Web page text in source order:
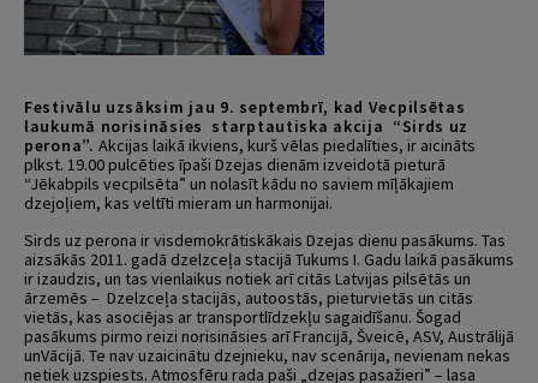
Festivālu uzsāksim jau 9. septembrī, kad Vecpilsētas
laukumā norisināsies starptautiska akcija “Sirds uz
perona”. Akcijas laikā ikviens, kurš vēlas piedalīties, ir aicināts
plkst. 19.00 pulcēties īpaši Dzejas dienām izveidotā pieturā
“Jēkabpils vecpilsēta” un nolasīt kādu no saviem mīļākajiem
dzejoļiem, kas veltīti mieram un harmonijai.
Sirds uz perona ir visdemokrātiskākais Dzejas dienu pasākums. Tas
aizsākās 2011. gadā dzelzceļa stacijā Tukums I. Gadu laikā pasākums
ir izaudzis, un tas vienlaikus notiek arī citās Latvijas pilsētās un
ārzemēs – Dzelzceļa stacijās, autoostās, pieturvietās un citās
vietās, kas asociējas ar transportlīdzekļu sagaidīšanu. Šogad
pasākums pirmo reizi norisināsies arī Francijā, Šveicē, ASV, Austrālijā
unVācijā. Te nav uzaicinātu dzejnieku, nav scenārija, nevienam nekas
netiek uzspiests. Atmosfēru rada paši „dzejas pasažieri” – lasa